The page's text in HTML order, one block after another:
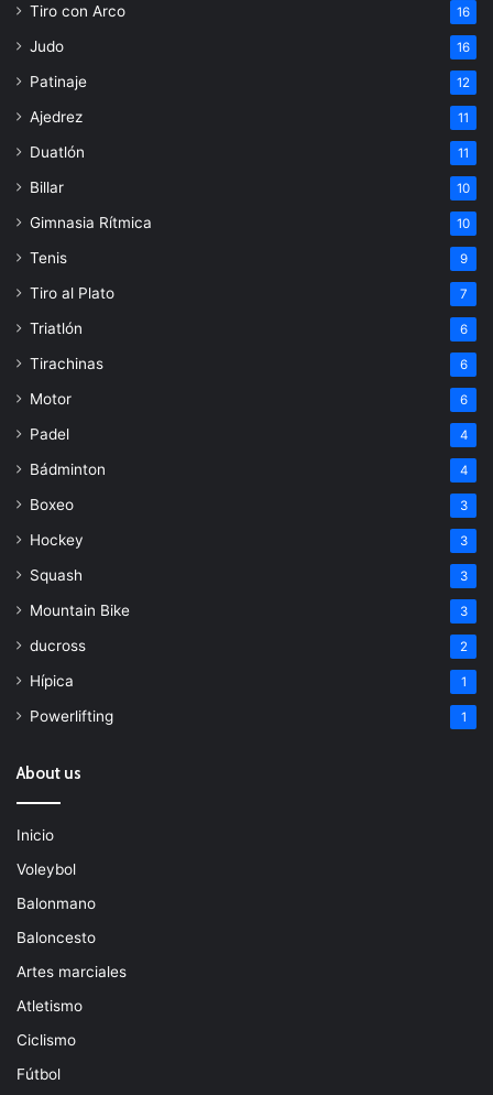
Tiro con Arco 16
Judo 16
Patinaje 12
Ajedrez 11
Duatlón 11
Billar 10
Gimnasia Rítmica 10
Tenis 9
Tiro al Plato 7
Triatlón 6
Tirachinas 6
Motor 6
Padel 4
Bádminton 4
Boxeo 3
Hockey 3
Squash 3
Mountain Bike 3
ducross 2
Hípica 1
Powerlifting 1
About us
Inicio
Voleybol
Balonmano
Baloncesto
Artes marciales
Atletismo
Ciclismo
Fútbol